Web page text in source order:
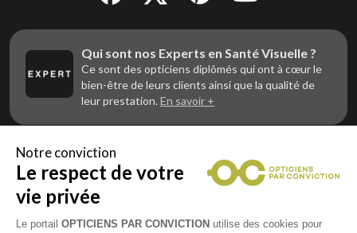
Qui sont nos Experts en Santé Visuelle ?
Ce sont des opticiens diplômés qui ont à cœur le
bien-être de leurs clients ainsi que la qualité de
leur prestation. En savoir +
Vous êtes un professionnel de la vue et
vous souhaitez nous rejoindre ?
Contactez Alliance Optic, la centrale d’achats et
d’accompagnement des opticiens indépendants
Notre conviction
Le respect de votre
vie privée
Le portail OPTICIENS PAR CONVICTION utilise des cookies pour